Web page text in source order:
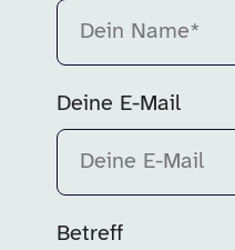
Deine E-Mail
Betreff